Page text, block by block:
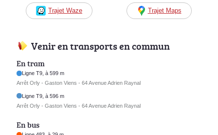
Trajet Waze Trajet Maps
Venir en transports en commun
En tram
Ligne T9, à 599 m
Arrêt Orly - Gaston Viens - 64 Avenue Adrien Raynal
Ligne T9, à 596 m
Arrêt Orly - Gaston Viens - 64 Avenue Adrien Raynal
En bus